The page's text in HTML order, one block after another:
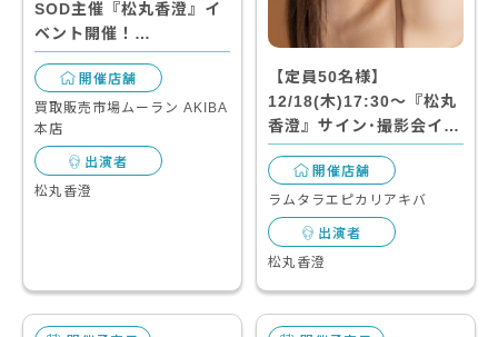
SOD主催『松丸香澄』イ
ベント開催！…
開催店舗
買取販売市場ムーラン AKIBA
本店
出演者
松丸香澄
【定員50名様】
12/18(木)17:30～『松丸
香澄』サイン･撮影会イ…
開催店舗
ラムタラエピカリアキバ
出演者
松丸香澄